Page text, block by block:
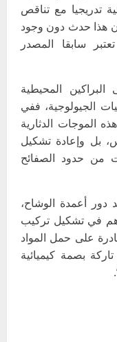
تدريجيا مع تناقص
هذا حدث دون وجود
سابقا المصدر
المحيطية
الجيولوجية، ففي
الموجات الدثارية
بل وإعادة تشكيل
من حدود الصفائح
دور أعمدة الوشاح،
في تشكيل تركيب
على حمل المواد
بصمة كيميائية
.